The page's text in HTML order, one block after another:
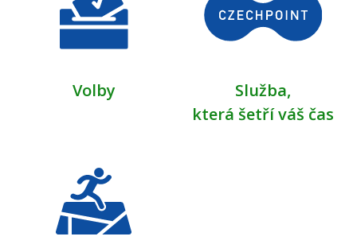
Volby
Služba,
která šetří váš čas